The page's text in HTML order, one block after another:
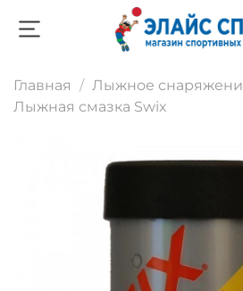
Главная Лыжное
Лыжная смазка Swix